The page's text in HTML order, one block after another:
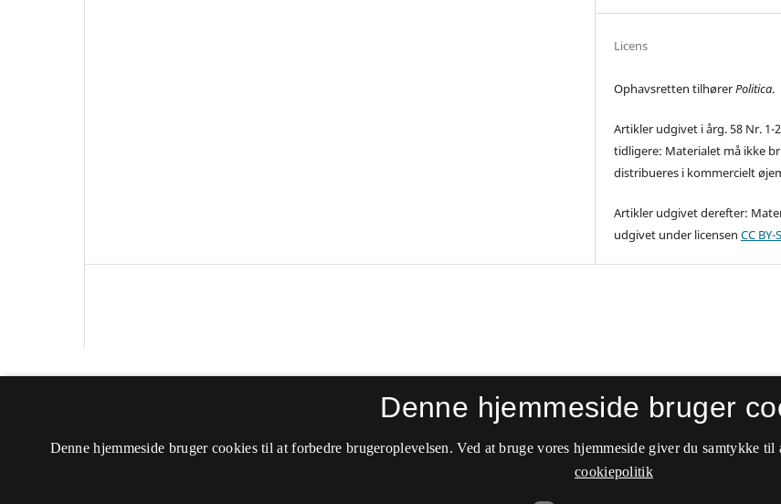
Licens
Ophavsretten tilhørerPolitica.
Artikler udgivet i årg. 58 Nr. 1-
tidligere: Materialet må ikke
distribueres i kommercielt
Artikler udgivet derefter:
udgivet under licensenCC BY-
ISSN 2246-042X (Online)
Denne hjemmeside bruger
Denne hjemmeside bruger cookies til at forbedre brugeroplevelsen. Ved at bruge vores hjemmeside giver du samtykke
cookiepolitik